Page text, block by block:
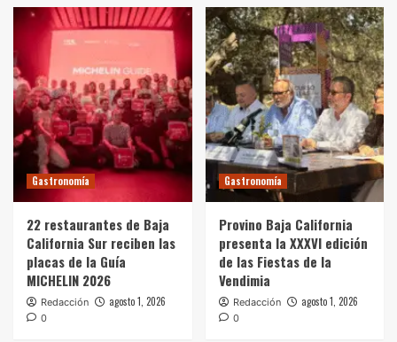
Gastronomía
22 restaurantes de Baja
California Sur reciben las
placas de la Guía
MICHELIN 2026
Redacción agosto 1, 2026
0
Gastronomía
Provino Baja California
presenta la XXXVI edición
de las Fiestas de la
Vendimia
Redacción agosto 1, 2026
0